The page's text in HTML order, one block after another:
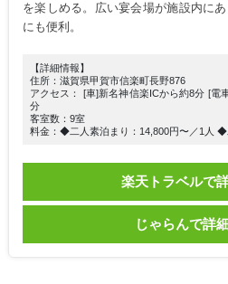
を楽しめる。広い宴会場が施設内に
にも便利。
【詳細情報】
住所：滋賀県甲賀市信楽町長野876
アクセス： [車]新名神信楽ICから約8分 [電
分
客室数：9室
料金：◆二人素泊まり：14,800円〜／1人 ◆
楽天トラベルで
じゃらんで詳